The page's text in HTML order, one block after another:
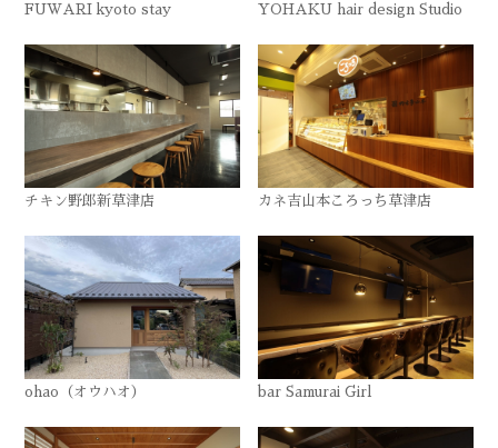
FUWARI kyoto stay YOHAKU hair design Studio
チキン野郎新草津店 カネ吉山本ころっち草津店
ohao（オウハオ） bar Samurai Girl